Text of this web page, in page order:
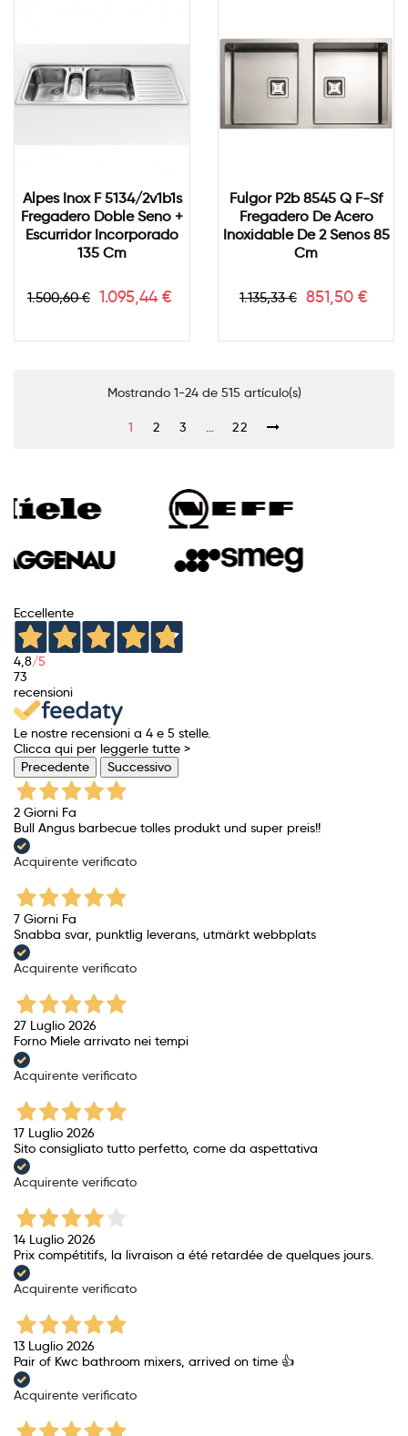
Alpes Inox F 5134/2v1b1s
Fregadero Doble Seno +
Escurridor Incorporado
135 Cm
Precio
1.500,60 € Precio
1.095,44 €
Fulgor P2b 8545 Q F-Sf
Fregadero De Acero
Inoxidable De 2 Senos 85
Cm
Precio
1.135,33 € Precio
851,50 €
Mostrando 1-24 de 515 artículo(s)
1 2 3 … 22
Eccellente
4,8/5
73
recensioni
Le nostre recensioni a 4 e 5 stelle.
Clicca qui per leggerle tutte >
Precedente
Successivo
2 Giorni Fa
Bull Angus barbecue tolles produkt und super preis!!
Acquirente verificato
7 Giorni Fa
Snabba svar, punktlig leverans, utmärkt webbplats
Acquirente verificato
27 Luglio 2026
Forno Miele arrivato nei tempi
Acquirente verificato
17 Luglio 2026
Sito consigliato tutto perfetto, come da aspettativa
Acquirente verificato
14 Luglio 2026
Prix ​​compétitifs, la livraison a été retardée de quelques jours.
Acquirente verificato
13 Luglio 2026
Pair of Kwc bathroom mixers, arrived on time 👍
Acquirente verificato